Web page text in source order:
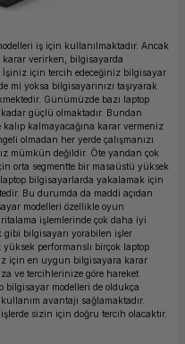
iş için kullanılmaktadır. Ancak
verirken, bilgisayarda
İşiniz için tercih edeceğiniz bilgisayar
yoksa bilgisayarınızı taşıyarak
Günümüzde bazı laptop
güçlü olmaktadır. Bundan
kalmayacağına karar vermeniz
olmadan her yerde çalışmanızı
mümkün değildir. Öte yandan çok
orta segmentte bir masaüstü yüksek
bilgisayarlarda yakalamak için
Bu durumda da maddi açıdan
modelleri özellikle oyun
işlemlerinde çok daha iyi
gibi bilgisayarı yorabilen işler
performanslı birçok laptop
için en uygun bilgisayara karar
ve tercihlerinize göre hareket
bilgisayar modelleri de oldukça
avantajı sağlamaktadır.
sizin için doğru tercih olacaktır.